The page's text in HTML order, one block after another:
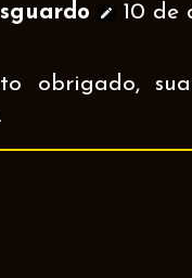
10 de
obrigado,